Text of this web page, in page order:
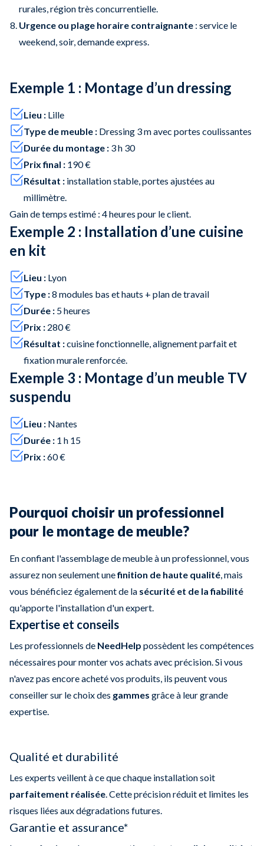
rurales, région très concurrentielle.
Urgence ou plage horaire contraignante : service le
weekend, soir, demande express.
Exemple 1 : Montage d’un dressing
Lieu : Lille
Type de meuble : Dressing 3 m avec portes coulissantes
Durée du montage : 3 h 30
Prix final : 190 €
Résultat : installation stable, portes ajustées au
millimètre.
Gain de temps estimé : 4 heures pour le client.
Exemple 2 : Installation d’une cuisine
en kit
Lieu : Lyon
Type :8 modules bas et hauts + plan de travail
Durée : 5 heures
Prix : 280 €
Résultat :cuisine fonctionnelle, alignement parfait et
fixation murale renforcée.
Exemple 3 : Montage d’un meuble TV
suspendu
Lieu : Nantes
Durée : 1 h 15
Prix :60 €
Pourquoi choisir un professionnel
pour le montage de meuble?
En confiant l'assemblage de meuble à un professionnel, vous
assurez non seulement unefinition de haute qualité , mais
vous bénéficiez également de la sécurité et de la fiabilité
qu'apporte l'installation d'un expert.
Expertise et conseils
Les professionnels de NeedHelp possèdent les compétences
nécessaires pour monter vos achats avec précision. Si vous
n'avez pas encore acheté vos produits, ils peuvent vous
conseiller sur le choix des gammes grâce à leur grande
expertise.
Qualité et durabilité
Les experts veillent à ce que chaque installation soit
parfaitement réalisée . Cette précision réduit et limites les
risques liées aux dégradations futures.
Garantie et assurance*